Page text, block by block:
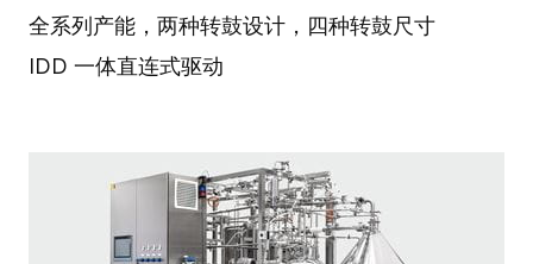
全系列产能，两种转鼓设计，四种转鼓尺寸
IDD 一体直连式驱动